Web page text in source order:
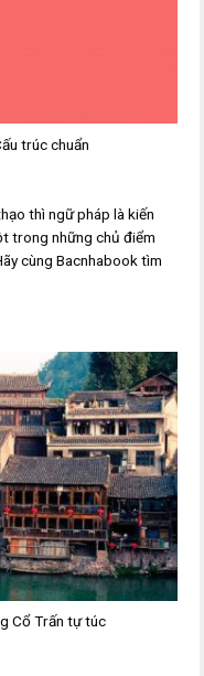
trúc chuẩn
thì ngữ pháp là kiến
trong những chủ điểm
cùng Bacnhabook tìm
Cổ Trấn tự túc